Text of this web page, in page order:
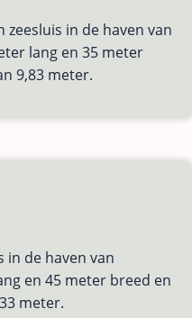
zeesluis in de haven van
lang en 35 meter
9,83 meter.
in de haven van
en 45 meter breed en
meter.